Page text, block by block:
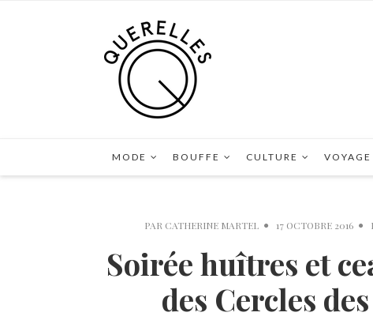
MODE BOUFFE CULTURE VOYAGE
PAR CATHERINE MARTEL 17 OCTOBRE 2016
Soirée huîtres et
des Cercles